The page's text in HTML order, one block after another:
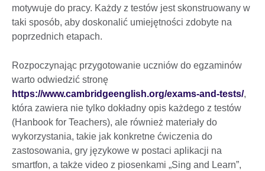
motywuje do pracy. Każdy z testów jest skonstruowany w
taki sposób, aby doskonalić umiejętności zdobyte na
poprzednich etapach.
Rozpoczynając przygotowanie uczniów do egzaminów
warto odwiedzić stronę
https://www.cambridgeenglish.org/exams-and-tests/,
która zawiera nie tylko dokładny opis każdego z testów
(Hanbook for Teachers), ale również materiały do
wykorzystania, takie jak konkretne ćwiczenia do
zastosowania, gry językowe w postaci aplikacji na
smartfon, a także video z piosenkami „Sing and Learn”,